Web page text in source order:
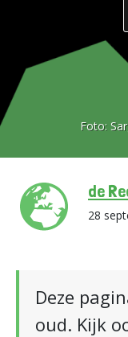
Foto:
de
28
Deze
oud. Kijk